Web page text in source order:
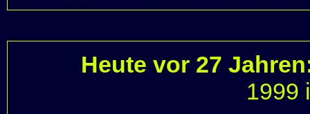
Heute vor 27
1999